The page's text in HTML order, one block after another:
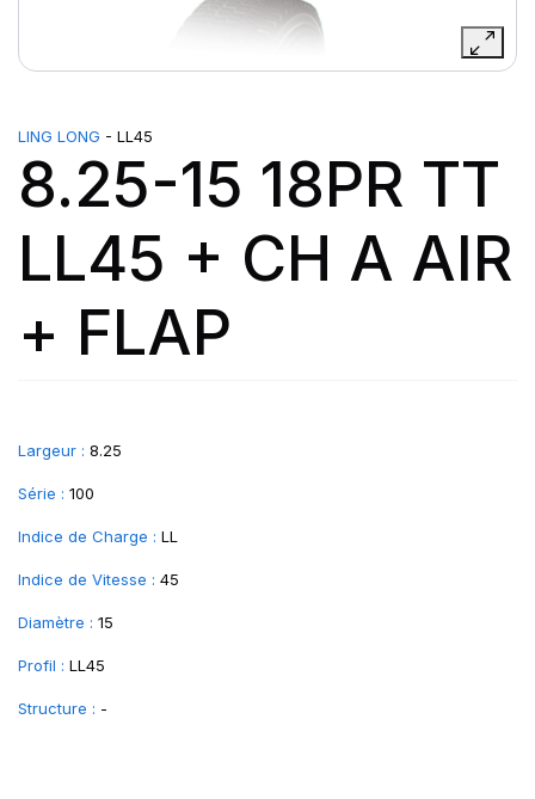
LING LONG - LL45
8.25-15 18PR TT
LL45 + CH A AIR
+ FLAP
Largeur : 8.25
Série : 100
Indice de Charge : LL
Indice de Vitesse : 45
Diamètre : 15
Profil : LL45
Structure : -